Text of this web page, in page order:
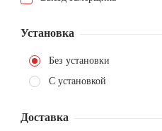
Установка
Без установки
С установкой
Доставка